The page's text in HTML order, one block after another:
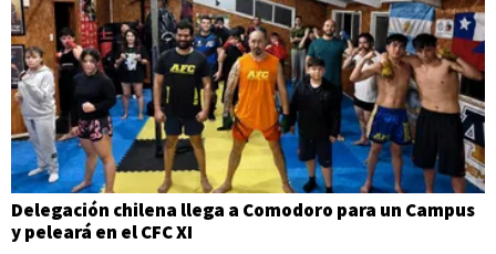
Delegación chilena llega a Comodoro para un Campus
y peleará en el CFC XI